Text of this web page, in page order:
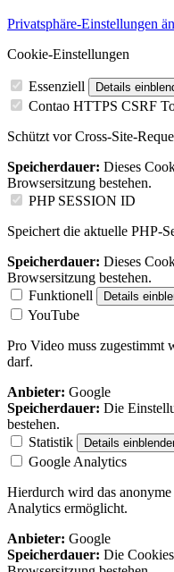
Privatsphäre-Einstellungen
Cookie-Einstellungen
Essenziell Details
Contao HTTPS CSRF
Schützt vor Cross-Site-
Speicherdauer: Dieses
Browsersitzung bestehen.
PHP SESSION ID
Speichert die aktuelle PHP-
Speicherdauer: Dieses
Browsersitzung bestehen.
Funktionell
Details
YouTube
Pro Video muss zugestimmt
darf.
Anbieter: Google
Speicherdauer: Die
bestehen.
Statistik
Details
Google Analytics
Hierdurch wird das
Analytics ermöglicht.
Anbieter: Google
Speicherdauer: Die